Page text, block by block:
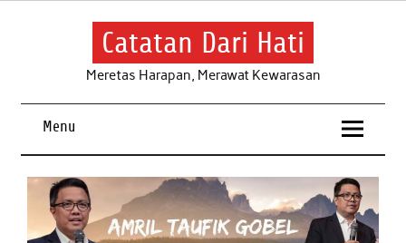
Skip
Catatan Dari Hati
Meretas Harapan, Merawat Kewarasan
Menu